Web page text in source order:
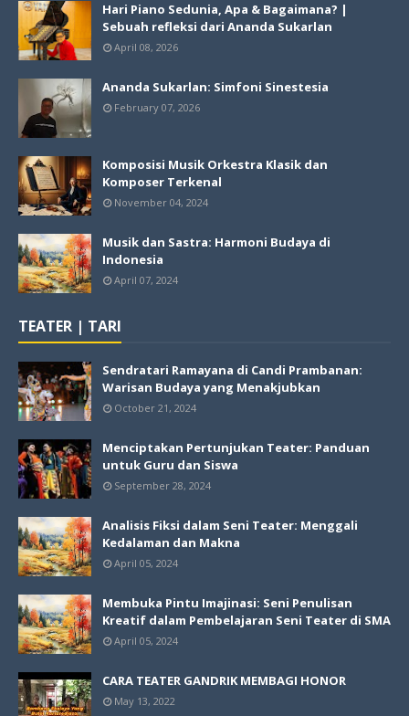
Hari Piano Sedunia, Apa & Bagaimana? |
Sebuah refleksi dari Ananda Sukarlan
April 08, 2026
Ananda Sukarlan: Simfoni Sinestesia
February 07, 2026
Komposisi Musik Orkestra Klasik dan
Komposer Terkenal
November 04, 2024
Musik dan Sastra: Harmoni Budaya di
Indonesia
April 07, 2024
TEATER | TARI
Sendratari Ramayana di Candi Prambanan:
Warisan Budaya yang Menakjubkan
October 21, 2024
Menciptakan Pertunjukan Teater: Panduan
untuk Guru dan Siswa
September 28, 2024
Analisis Fiksi dalam Seni Teater: Menggali
Kedalaman dan Makna
April 05, 2024
Membuka Pintu Imajinasi: Seni Penulisan
Kreatif dalam Pembelajaran Seni Teater di SMA
April 05, 2024
CARA TEATER GANDRIK MEMBAGI HONOR
May 13, 2022